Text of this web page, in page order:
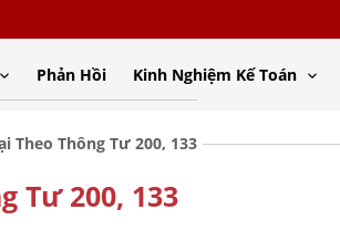
Phản Hồi Kinh Nghiệm Kế Toán
Theo Thông Tư 200, 133
Tư 200, 133